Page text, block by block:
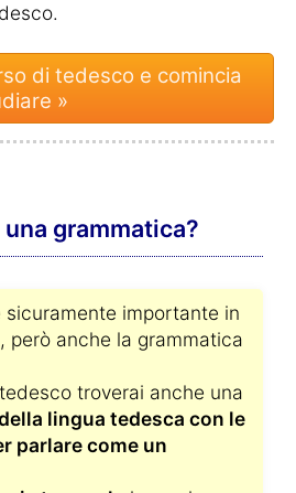
di tedesco e comincia
»
grammatica?
importante in
però anche la grammatica
troverai anche una
lingua tedesca con le
parlare come un